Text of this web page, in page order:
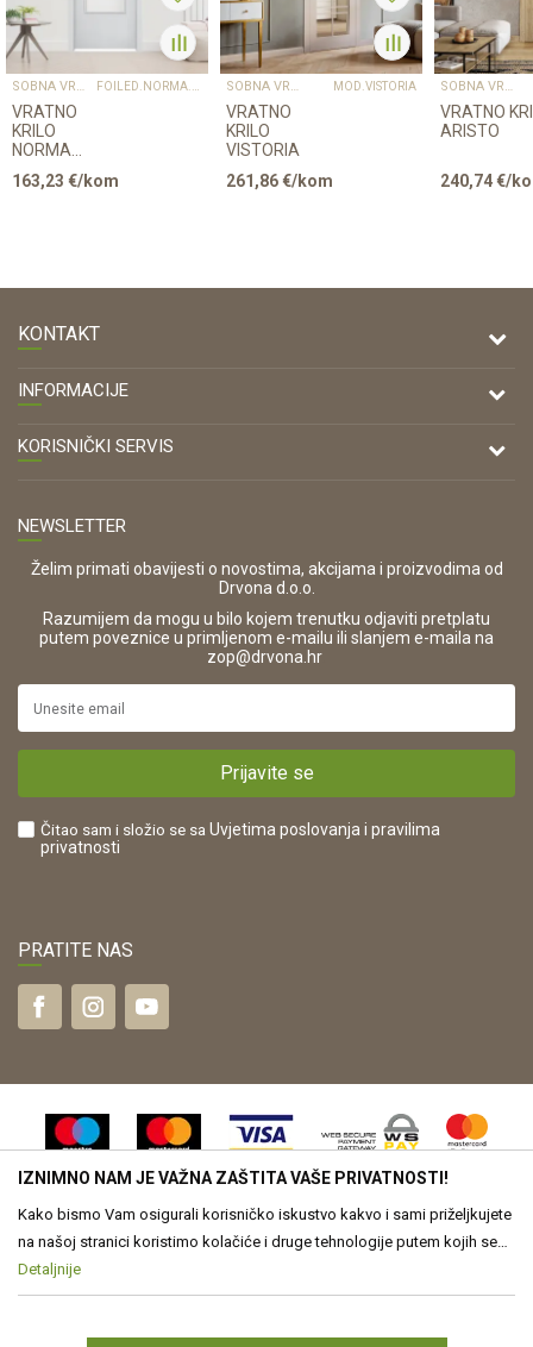
SOBNA VRATA
VRATNO
KRILO
NORMA
163,23 €/kom
SOBNA VRATA MOD.VISTORIA
VRATNO
KRILO
VISTORIA
261,86€/kom
SOBNA VRATA
VRATNO
ARISTO
240,74€/
KONTAKT
DRVONA D.O.O.
Antuna Mihanovića 7,
47000 Karlovac
OIB:
42821181683
16280
https://www.drvona.hr/
POREZNI BROJ:
INFORMACIJE
O nama
KORISNIČKI SERVIS
Zaštita privatnosti i osobnih podataka
Korištenje kolačića
Pravo na odustajanje i jednostrani raskid ugovora
Reklamacije
Plaćanje karticama
Što dobivam registracijom?
NEWSLETTER
Želim primati obavijesti o novostima, akcijama i proizvodima od
Drvona d.o.o.
Razumijem da mogu u bilo kojem trenutku odjaviti pretplatu
putem poveznice u primljenom e-mailu ili slanjem e-maila na
zop@drvona.hr
Prijavite se
Čitao sam i složio se sa Uvjetima poslovanja i pravilima
privatnosti
PRATITE NAS
Nastojimo biti što precizniji u opisu proizvoda, vjernom prikazu slika te
samih cijena, ali ne možemo u potpunosti jamčiti točnost svih
dio naše ponude, no to ne znači da su uvijek dostupni u svakom
IZNIMNO NAM JE VAŽNA ZAŠTITA VAŠE PRIVATNOSTI!
Kako bismo Vam osigurali korisničko iskustvo kakvo i sami priželjkujete
na našoj stranici koristimo kolačiće i druge tehnologije putem kojih se
obrađuju Vaši osobni podaci. Voditelj obrade Vaših podataka je Drvona
d.o.o. Obrada Vaših osobnih podataka je nužna za funkcioniranje ove
Detaljnije